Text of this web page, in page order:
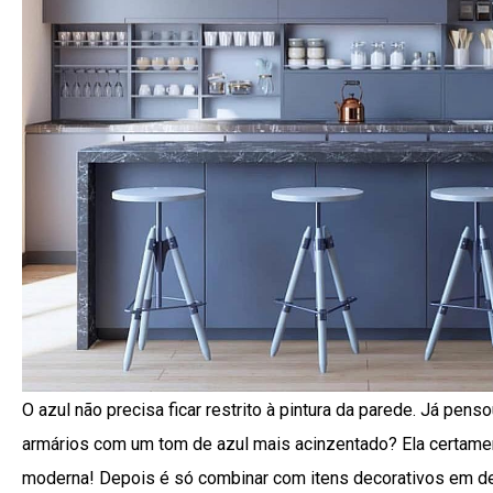
O azul não precisa ficar restrito à pintura da parede. Já
armários com um tom de azul mais acinzentado? Ela
moderna! Depois é só combinar com itens decorativos em